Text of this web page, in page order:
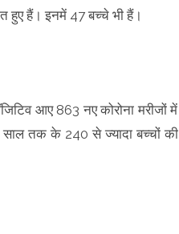
हुए हैं। इनमें 47 बच्चे भी हैं।
आए 863 नए कोरोना मरीजों में
तक के 240 से ज्यादा बच्चों की